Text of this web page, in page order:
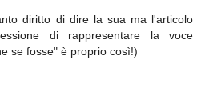
diritto di dire la sua ma l'articolo
di rappresentare la voce
se fosse" è proprio così!)